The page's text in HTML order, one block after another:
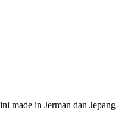
made in Jerman dan Jepang